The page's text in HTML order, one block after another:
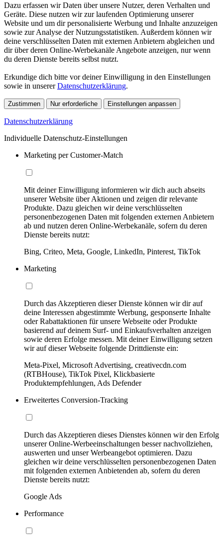
Dazu erfassen wir Daten über unsere Nutzer, deren Verhalten und
Geräte. Diese nutzen wir zur laufenden Optimierung unserer
Website und um dir personalisierte Werbung und Inhalte anzuzeigen
sowie zur Analyse der Nutzungsstatistiken. Außerdem können wir
deine verschlüsselten Daten mit externen Anbietern abgleichen und
dir über deren Online-Werbekanäle Angebote anzeigen, nur wenn
du deren Dienste bereits selbst nutzt.
Erkundige dich bitte vor deiner Einwilligung in den Einstellungen
sowie in unsererDatenschutzerklärung.
Zustimmen Nur erforderliche Einstellungen anpassen
Datenschutzerklärung
Individuelle Datenschutz-Einstellungen
Marketing per Customer-Match
Mit deiner Einwilligung informieren wir dich auch abseits
unserer Website über Aktionen und zeigen dir relevante
Produkte. Dazu gleichen wir deine verschlüsselten
personenbezogenen Daten mit folgenden externen Anbietern
ab und nutzen deren Online-Werbekanäle, sofern du deren
Dienste bereits nutzt:
Bing, Criteo, Meta, Google, LinkedIn, Pinterest, TikTok
Marketing
Durch das Akzeptieren dieser Dienste können wir dir auf
deine Interessen abgestimmte Werbung, gesponserte Inhalte
oder Rabattaktionen für unsere Webseite oder Produkte
basierend auf deinem Surf- und Einkaufsverhalten anzeigen
sowie deren Erfolge messen. Mit deiner Einwilligung setzen
wir auf dieser Webseite folgende Drittdienste ein:
Meta-Pixel, Microsoft Advertising, creativecdn.com
(RTBHouse), TikTok Pixel, Klickbasierte
Produktempfehlungen, Ads Defender
Erweitertes Conversion-Tracking
Durch das Akzeptieren dieses Dienstes können wir den Erfolg
unserer Online-Werbeeinschaltungen besser nachvollziehen,
auswerten und unser Werbeangebot optimieren. Dazu
gleichen wir deine verschlüsselten personenbezogenen Daten
mit folgenden externen Anbietenden ab, sofern du deren
Dienste bereits nutzt:
Google Ads
Performance